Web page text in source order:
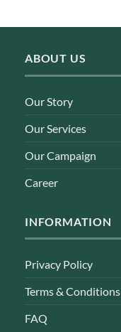
ABOUT US
Our Story
Our Services
Our Campaign
Career
INFORMATION
Privacy Policy
Terms & Conditions
FAQ